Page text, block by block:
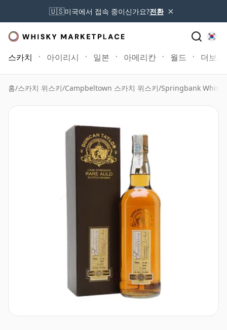
🇺🇸미국에서 접속 중이신가요?전환 ×
스카치 아이리시 일본 아메리칸 월드 더보기
홈/스카치 위스키/Campbeltown 스카치 위스키/Springbank Whisky